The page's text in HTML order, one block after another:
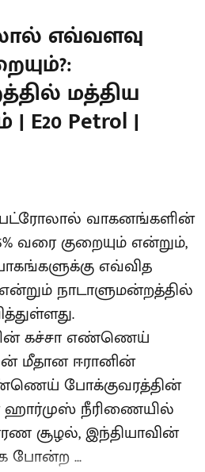
எவ்வளவு
மத்திய
E20 Petrol |
வாகனங்களின்
வரை குறையும் என்றும்,
எவ்வித
என்றும் நாடாளுமன்றத்தில்
கச்சா எண்ணெய்
மீதான ஈரானின்
போக்குவரத்தின்
ஹார்முஸ் நீரிணையில்
சூழல், இந்தியாவின்
போன்ற ...